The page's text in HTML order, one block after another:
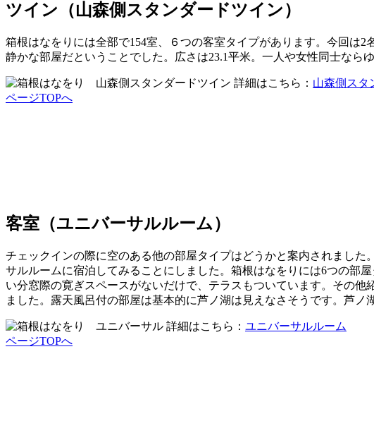
ツイン（山森側スタンダードツイン）
箱根はなをりには全部で154室、６つの客室タイプがあります。今回は
静かな部屋だということでした。広さは23.1平米。一人や女性同士なら
詳細はこちら： 山森側スタ
ページTOPへ
客室（ユニバーサルルーム）
チェックインの際に空のある他の部屋タイプはどうかと案内されまし
サルルームに宿泊してみることにしました。箱根はなをりには6つの部
い分窓際の寛ぎスペースがないだけで、テラスもついています。その
ました。露天風呂付の部屋は基本的に芦ノ湖は見えなさそうです。芦
詳細はこちら： ユニバーサルルーム
ページTOPへ